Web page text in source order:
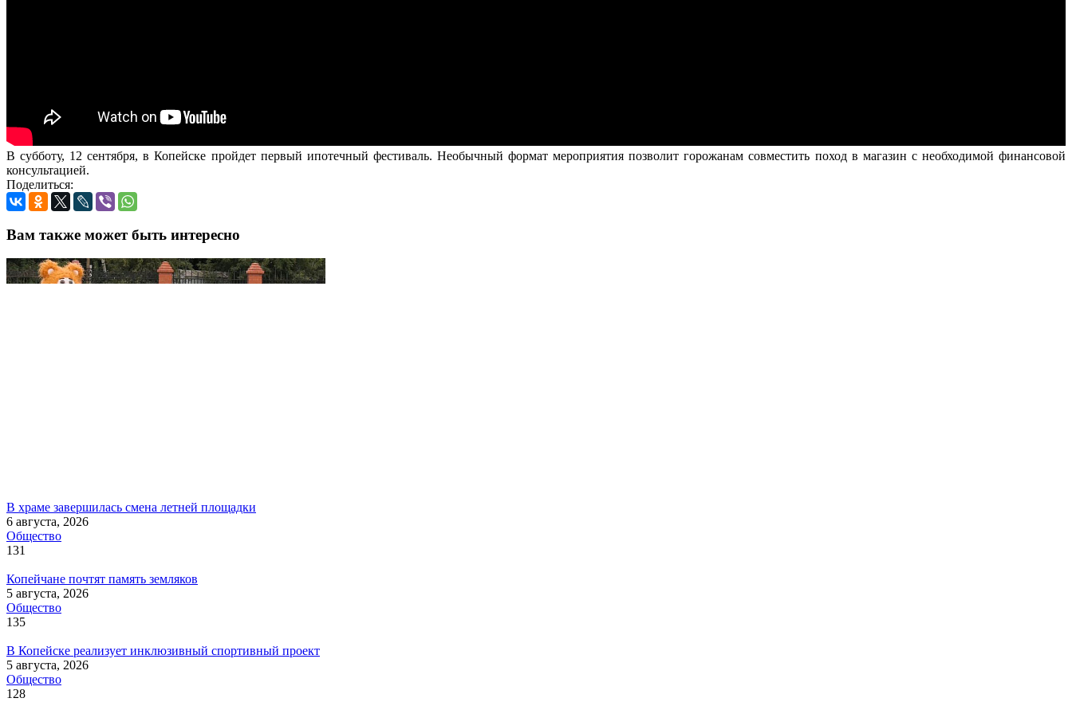
В субботу, 12 сентября, в Копейске пройдет первый ипотечный фестиваль. Необычный формат мероприятия позволит горожанам совместить поход в магазин с необходимой финансовой
консультацией.
Поделиться:
Вам также может быть интересно
В храме завершилась смена летней площадки
6 августа, 2026
Общество
131
Копейчане почтят память земляков
5 августа, 2026
Общество
135
В Копейске реализует инклюзивный спортивный проект
5 августа, 2026
Общество
128